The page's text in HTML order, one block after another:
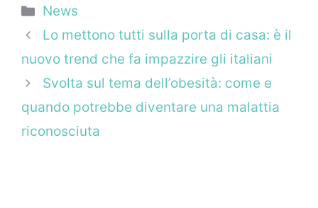
Categorie
News
Lo mettono tutti sulla porta di casa: è il
nuovo trend che fa impazzire gli italiani
Svolta sul tema dell’obesità: come e
quando potrebbe diventare una malattia
riconosciuta